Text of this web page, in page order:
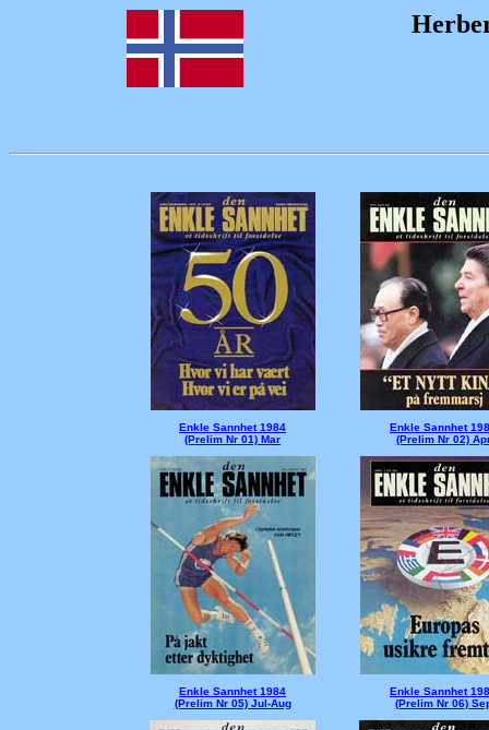
H
Enkle Sannhet 1984
(Prelim Nr 01) Mar
Enkle Sannhet
(Prelim Nr 02)
Enkle Sannhet 1984
(Prelim Nr 05) Jul-Aug
Enkle Sannhet
(Prelim Nr 06)